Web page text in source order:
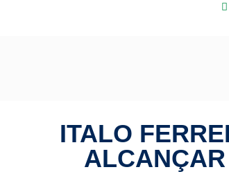
ITALO